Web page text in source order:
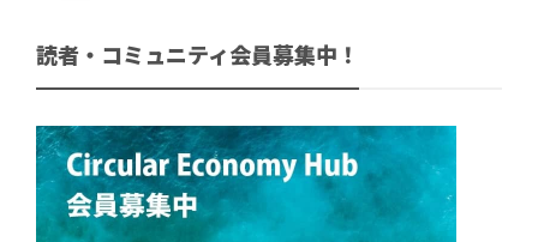
読者・コミュニティ会員募集中！